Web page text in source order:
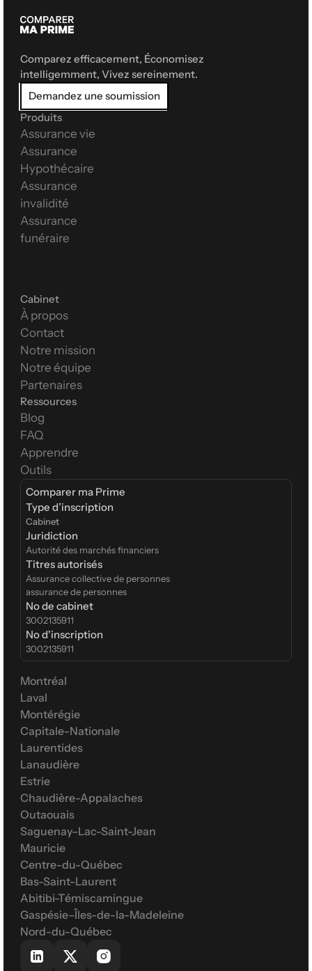
Comparez efficacement, Économisez
intelligemment, Vivez sereinement.
Demandez une soumission
Produits
Assurance vie
Assurance
Hypothécaire
Assurance
invalidité
Assurance
funéraire
Cabinet
À propos
Contact
Notre mission
Notre équipe
Partenaires
Ressources
Blog
FAQ
Apprendre
Outils
Comparer ma Prime
Type d’inscription
Cabinet
Juridiction
Autorité des marchés financiers
Titres autorisés
Assurance collective de personnes
assurance de personnes
No de cabinet
3002135911
No d'inscription
3002135911
Montréal
Laval
Montérégie
Capitale-Nationale
Laurentides
Lanaudière
Estrie
Chaudière-Appalaches
Outaouais
Saguenay–Lac-Saint-Jean
Mauricie
Centre-du-Québec
Bas-Saint-Laurent
Abitibi-Témiscamingue
Gaspésie–Îles-de-la-Madeleine
Nord-du-Québec